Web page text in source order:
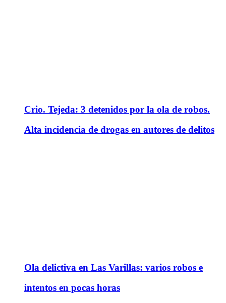
Crio. Tejeda: 3 detenidos por la ola de robos.
Alta incidencia de drogas en autores de delitos
Ola delictiva en Las Varillas: varios robos e
intentos en pocas horas